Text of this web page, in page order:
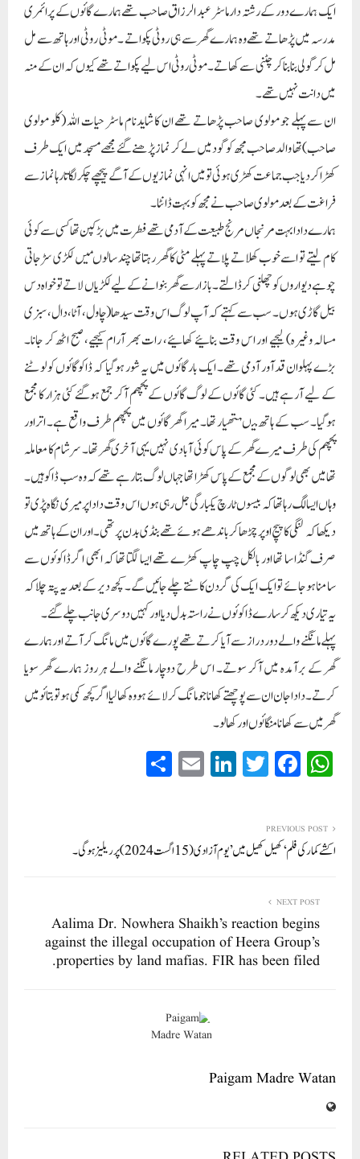
ایک ہمارے دور کے رشتہ دار ماسٹر عبد الرزاق صاحب تھے ہمارے گائوں کے پرائمری
مدرسہ میں پڑھاتے تھے وہ ہمارے گھر سے ہی روٹی پکواتے ۔ موٹی روٹی اورہاتھ سے مل
مل کر گولی بنابناکر چٹنی سے کھاتے۔ موٹی روٹی اس لیے پکواتے تھے کیوں کہ ان کے منہ
میں دانت نہیں تھے۔
ان سے پہلے جو مولوی صاحب پڑھاتے تھے ان کا شایدنام ماسٹر حیات اللہ (کلو مولوی
صاحب) تھا والد صاحب مجھ کو گود میں لے کر نماز پڑھنے گئے مجھے مسجد میں ایک طرف
کھڑا کردیا جب جماعت کھڑی ہوئی تو میں انہی نمازیوں کے آگے پیچھے چکر لگاتارہا نماز سے
فراغت کے بعد مولوی صاحب نے مجھ کو بہت ڈانٹا۔
ہمارے دادا بہت مرنجاں مرنج طبیعت کے آدمی تھے فطرت میں بڑکپن تھا کسی سے کوئی
کام لیتے تو اسے خوب کھلاتے پلاتے پہلے مٹی کا گھر رہتا تھا چند سالوںمیں لکڑی سڑجاتی
چوہے دیواروں کو چھلنی کرڈالتے۔ بازار سے گھربنوانے کے لیے لکڑیاں لاتے تو خواہ دس
بیل گاڑی ہوں۔ سب سے کہتے کہ آپ لوگ اس وقت سیدھا (چاول، آٹا، دال، سبزی
مسالہ وغیرہ) لیجیے اور اس وقت بنائیے کھائیے، رات بھر آرام کیجیے، صبح اٹھ کر جانا۔
بڑے پہلوان قد آور آدمی تھے۔ ایک بار گائوں میں یہ شور ہوگیا کہ ڈاکو گائوں کو لوٹنے
کے لیے آرہے ہیں۔ کئی گائوں کے لوگ گائوں کے پچھم آکر جمع ہوگئے کئی ہزار کا مجمع
ہوگیا۔ سب کے ہاتھ میںہتھیار تھا۔ میرا گھر گائوں میں پچھم طرف واقع ہے۔ اتراور
پچھم کی طرف میرے گھر کے پاس کوئی آبادی نہیں یہی آخری گھر تھا۔ سرشام کا معاملہ
تھا میں بھی لوگوں کے مجمع کے پاس کھڑا تھا جہاں لوگ بتارہے تھے کہ وہ سب ڈاکو ہیں۔
وہاں ایسا لگ رہاتھا کہ بیسوں ٹارچ یکبارگی جل رہی ہوں اس وقت دادا پر میری نگاہ پڑی تو
دیکھا کہ لنگی کا پیچ اوپر چڑھا کر باندھے ہوئے تھے بنڈی بدن پر تھی۔ اور ان کے ہاتھ میں
صرف گنڈا سا تھا اور بالکل چپ چاپ کھڑے تھے ایسا لگتا تھا کہ ابھی اگر ڈاکوئوں سے
سامنا ہوجائے تو ایک ایک کی گردن کاٹتے چلے جائیں گے۔ کچھ دیر کے بعد یہ پتہ چلا کہ
یہ تیاری دیکھ کر سارے ڈاکوئوں نے راستہ بدل دیا اور کہیں دوسری جانب چلے گئے۔
پہلے مانگنے والے دوردراز سے آیا کرتے تھے پورے گائوں میں مانگ کرآتے اور ہمارے
گھر کے برآمدہ میں آکر سوتے۔ اس طرح دوچار مانگنے والے ہر روز ہمارے گھر سویا
کرتے۔ دادا جان ان سے پوچھتے کھانا جو مانگ کر لائے ہو وہ کھالیا اگر کچھ کمی ہو تو بتائو میں
گھر میں سے کھانا منگائوں اور کھالو۔
W
ha
A
pp
Fa
ce
ok
T
wi
r
Li
nk
In
E
m
PREVIOUS POST
اکشے کمار کی فلم ‘کھیل کھیل میں’ یوم آزادی (15 اگست 2024) پر ریلیز ہوگی۔
NEXT POST
Aalima Dr. Nowhera Shaikh’s reaction begins
against the illegal occupation of Heera Group’s
properties by land mafias. FIR has been filed.
Paigam Madre Watan